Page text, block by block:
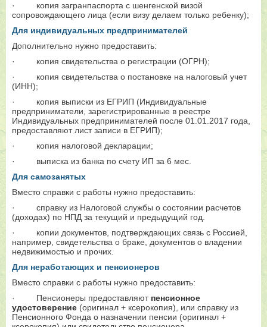
· копия загранпаспорта с шенгенской визой
сопровождающего лица (если визу делаем только ребенку);
Для индивидуальных предпринимателей
Дополнительно нужно предоставить:
· копия свидетельства о регистрации (ОГРН);
· копия свидетельства о постановке на налоговый учет
(ИНН);
· копия выписки из ЕГРИП (Индивидуальные
предприниматели, зарегистрированные в реестре
Индивидуальных предпринимателей после 01.01.2017 года,
предоставляют лист записи в ЕГРИП);
· копия налоговой декларации;
· выписка из банка по счету ИП за 6 мес.
Для самозанятых
Вместо справки с работы нужно предоставить:
· справку из Налоговой службы о состоянии расчетов
(доходах) по НПД за текущий и предыдущий год.
· копии документов, подтверждающих связь с Россией,
например, свидетельства о браке, документов о владении
недвижимостью и прочих.
Для неработающих и пенсионеров
Вместо справки с работы нужно предоставить:
· Пенсионеры предоставляют пенсионное
удостоверение (оригинал + ксерокопия), или справку из
Пенсионного Фонда о назначении пенсии (оригинал +